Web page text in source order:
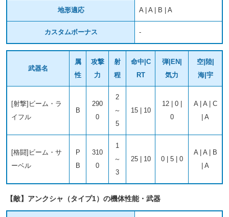
地形適応 A | A | B | A
カスタムボーナス -
武器名
属
性
攻撃
力
射
程
命中|C
RT
弾|EN|
気力
空|陸|
海|宇
[射撃]ビーム・ラ
イフル
B
290
0
2
～
5
15 | 10
12 | 0 |
0
A | A | C
| A
[格闘]ビーム・サ
ーベル
P
B
310
0
1
～
3
25 | 10 0 | 5 | 0
A | A | B
| A
【敵】アンクシャ（タイプ1）の機体性能・武器